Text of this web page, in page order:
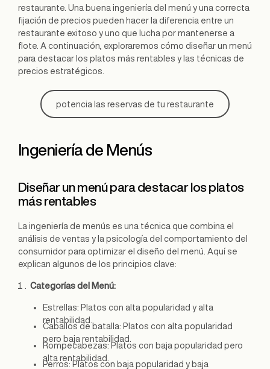
restaurante. Una buena ingeniería del menú y una correcta
fijación de precios pueden hacer la diferencia entre un
restaurante exitoso y uno que lucha por mantenerse a
flote. A continuación, exploraremos cómo diseñar un menú
para destacar los platos más rentables y las técnicas de
precios estratégicos.
potencia las reservas de tu restaurante
Ingeniería de Menús
Diseñar un menú para destacar los platos
más rentables
La ingeniería de menús es una técnica que combina el
análisis de ventas y la psicología del comportamiento del
consumidor para optimizar el diseño del menú. Aquí se
explican algunos de los principios clave:
Categorías del Menú:
Estrellas: Platos con alta popularidad y alta
rentabilidad.
Caballos de batalla: Platos con alta popularidad
pero baja rentabilidad.
Rompecabezas: Platos con baja popularidad pero
alta rentabilidad.
Perros: Platos con baja popularidad y baja